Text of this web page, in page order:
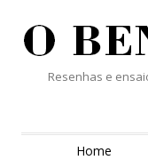
Resenhas e
Home